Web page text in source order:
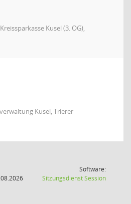
Kusel (3. OG),
Kusel, Trierer
Software:
SitzungsdienstSession(Wird in